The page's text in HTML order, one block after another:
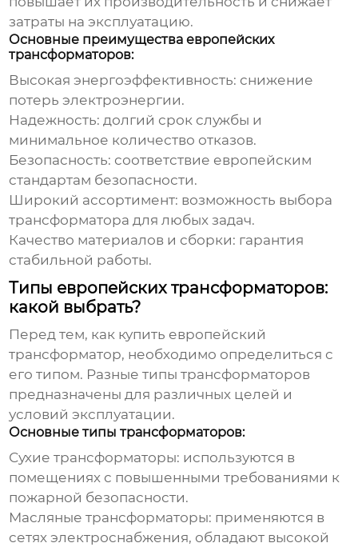
затраты на эксплуатацию.
Основные преимущества европейских
трансформаторов:
Высокая энергоэффективность: снижение
потерь электроэнергии.
Надежность: долгий срок службы и
минимальное количество отказов.
Безопасность: соответствие европейским
стандартам безопасности.
Широкий ассортимент: возможность выбора
трансформатора для любых задач.
Качество материалов и сборки: гарантия
стабильной работы.
Типы европейских трансформаторов:
какой выбрать?
Перед тем, как купить европейский
трансформатор, необходимо определиться с
его типом. Разные типы трансформаторов
предназначены для различных целей и
условий эксплуатации.
Основные типы трансформаторов:
Сухие трансформаторы: используются в
помещениях с повышенными требованиями к
пожарной безопасности.
Масляные трансформаторы: применяются в
сетях электроснабжения, обладают высокой